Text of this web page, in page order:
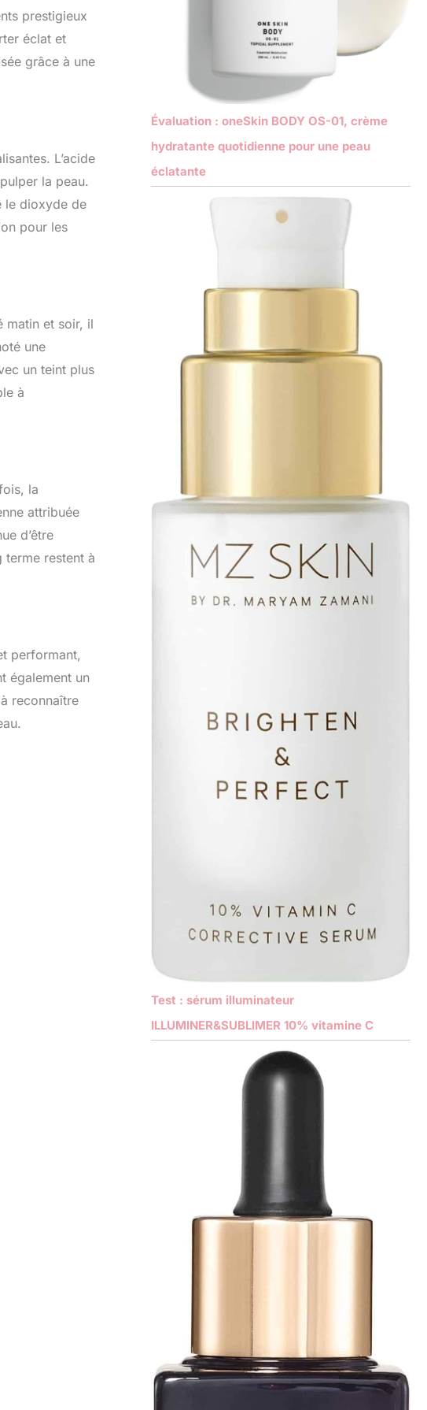
sécurité et
prestigieux
éclat et
grâce à une
L’acide
la peau.
le dioxyde de
pour les
matin et soir, il
une
un teint plus
à
la
attribuée
d’être
terme restent à
performant,
également un
reconnaître
Évaluation : oneSkin BODY OS-01, crème
hydratante quotidienne pour une peau
éclatante
Test : sérum illuminateur
ILLUMINER&SUBLIMER 10% vitamine C